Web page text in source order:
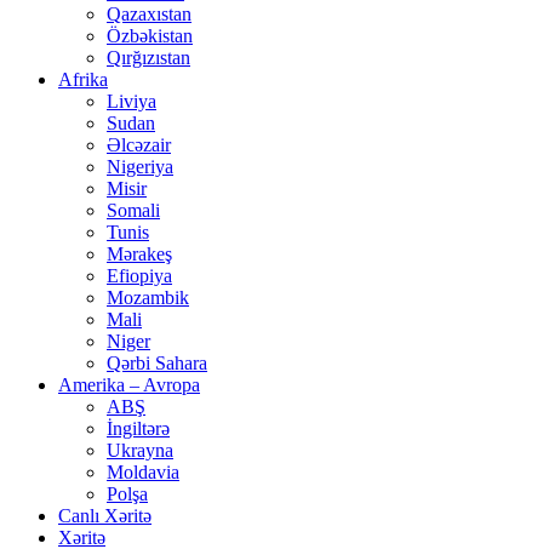
Qazaxıstan
Özbəkistan
Qırğızıstan
Afrika
Liviya
Sudan
Əlcəzair
Nigeriya
Misir
Somali
Tunis
Mərakeş
Efiopiya
Mozambik
Mali
Niger
Qərbi Sahara
Amerika – Avropa
ABŞ
İngiltərə
Ukrayna
Moldavia
Polşa
Canlı Xəritə
Xəritə